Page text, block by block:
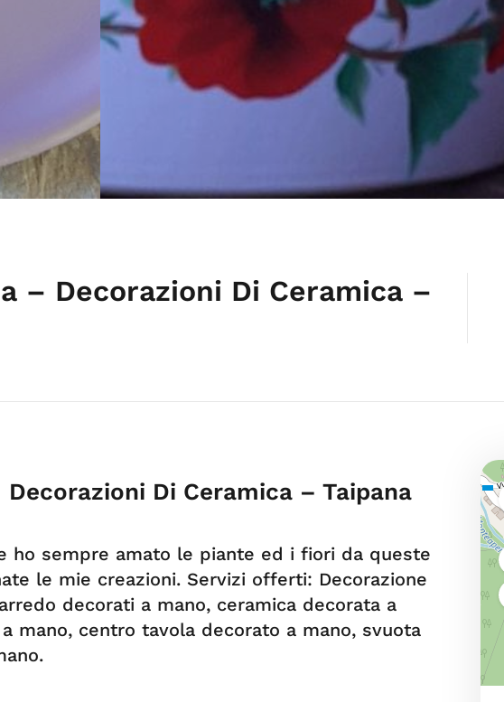
– Decorazioni Di Ceramica –
Di Ceramica – Taipana
ho sempre amato le piante ed i fiori da queste
le mie creazioni. Servizi offerti: Decorazione
decorati a mano, ceramica decorata a
mano, centro tavola decorato a mano, svuota